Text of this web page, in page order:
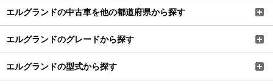
エルグランドの中古車を他の都道府県から探す
エルグランドのグレードから探す
エルグランドの型式から探す